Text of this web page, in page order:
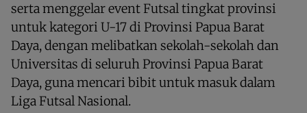
serta menggelar event Futsal tingkat provinsi
untuk kategori U-17 di Provinsi Papua Barat
Daya, dengan melibatkan sekolah-sekolah dan
Universitas di seluruh Provinsi Papua Barat
Daya, guna mencari bibit untuk masuk dalam
Liga Futsal Nasional.